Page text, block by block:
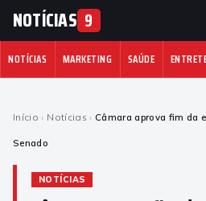
NOTÍCIAS 9
NOTÍCIAS MARKETING SAÚDE
Início › Notícias › Câmara aprova fim da
Senado
NOTÍCIAS